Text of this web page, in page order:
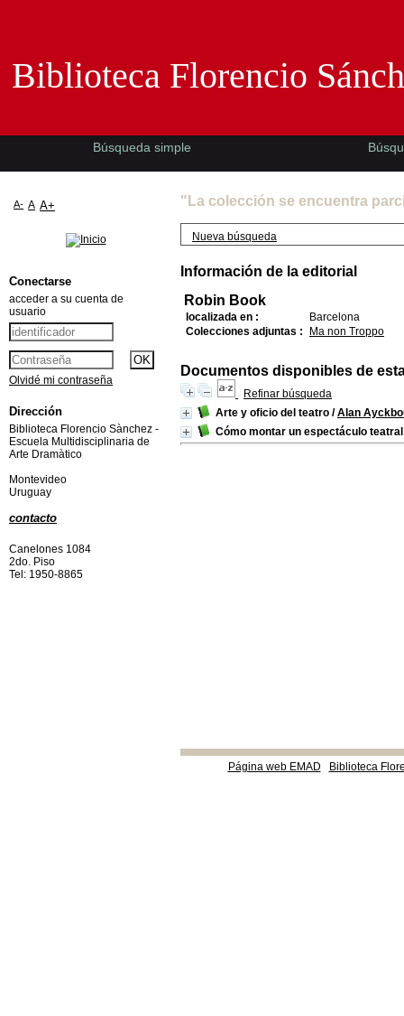
"La colección se encuentra
Nueva búsqueda
Información de la editorial
Robin Book
localizada en :
Barcelona
Colecciones adjuntas :
Ma non Troppo
Documentos disponibles de
Refinar búsqueda
Arte y oficio del teatro /Alan
Cómo montar un espectáculo teatral
Página web EMAD Biblioteca
Biblioteca Florencio
Búsqueda simple
A- A A+
Conectarse
acceder a su cuenta de
usuario
Olvidé mi contraseña
Dirección
Biblioteca Florencio Sànchez -
Escuela Multidisciplinaria de
Arte Dramàtico
Montevideo
Uruguay
contacto
Canelones 1084
2do. Piso
Tel: 1950-8865